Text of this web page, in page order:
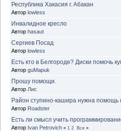
Республика Хакасия г. Абакан
Автор lowless
Инвалидное кресло
Автор hasaut
Сергиев Посад
Автор lowless
Есть кто в Белгороде? Диски помочь
Автор guMapuk
Прошу помощи.
Автор Лис
Район ступино-кашира нужна помощь
Автор Roadster
Есть ли смысл учить
Автор Ivan Petrovich « 1 2 Все »